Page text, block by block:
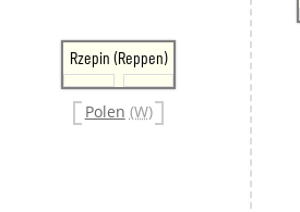
Rzepin (Reppen)
Polen (W)